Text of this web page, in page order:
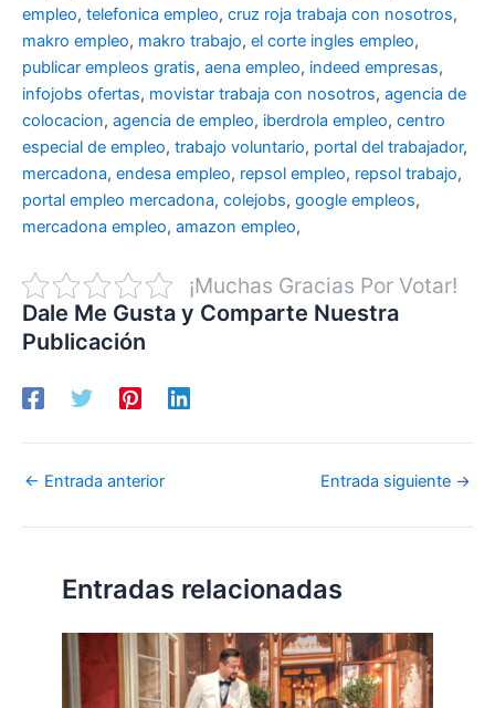
empleo, telefonica empleo, cruz roja trabaja con nosotros,
makro empleo, makro trabajo, el corte ingles empleo,
publicar empleos gratis, aena empleo, indeed empresas,
infojobs ofertas, movistar trabaja con nosotros, agencia de
colocacion, agencia de empleo, iberdrola empleo, centro
especial de empleo, trabajo voluntario, portal del trabajador,
mercadona, endesa empleo, repsol empleo, repsol trabajo,
portal empleo mercadona, colejobs, google empleos,
mercadona empleo, amazon empleo,
¡Muchas Gracias Por Votar!
Dale Me Gusta y Comparte Nuestra
Publicación
← Entrada anterior Entrada siguiente →
Entradas relacionadas